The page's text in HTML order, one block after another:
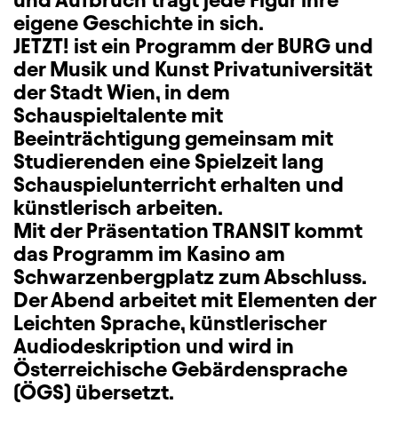
eigene Geschichte in sich.
JETZT! ist ein Programm der BURG und
der Musik und Kunst Privatuniversität
der Stadt Wien, in dem
Schauspieltalente mit
Beeinträchtigung gemeinsam mit
Studierenden eine Spielzeit lang
Schauspielunterricht erhalten und
künstlerisch arbeiten.
Mit der Präsentation TRANSIT kommt
das Programm im Kasino am
Schwarzenbergplatz zum Abschluss.
Der Abend arbeitet mit Elementen der
Leichten Sprache, künstlerischer
Audiodeskription und wird in
Österreichische Gebärdensprache
(ÖGS) übersetzt.